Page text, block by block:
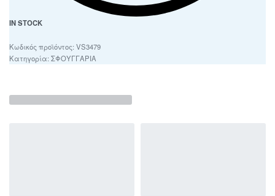
IN STOCK
VS3479
Κατηγορία: ΣΦΟΥΓΓΑΡΙΑ